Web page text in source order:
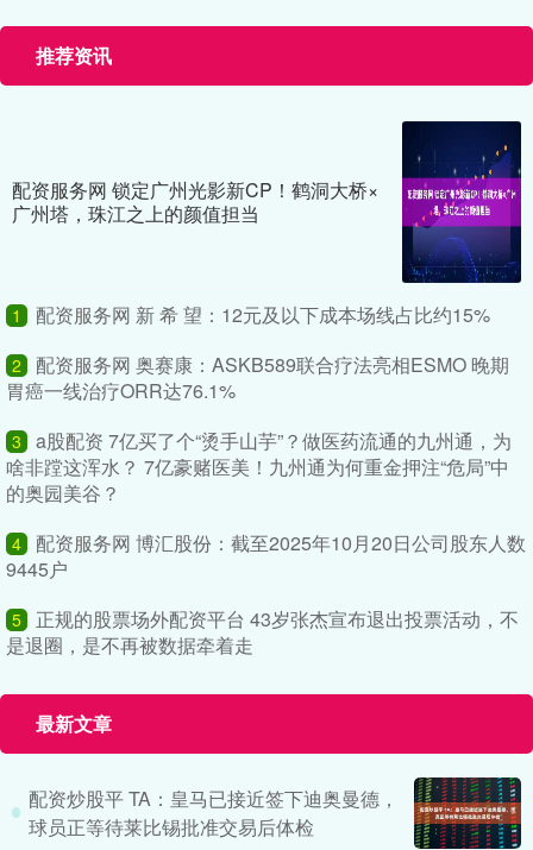
推荐资讯
配资服务网 锁定广州光影新CP！鹤洞大桥×
广州塔，珠江之上的颜值担当
1 配资服务网 新 希 望：12元及以下成本场线占比约15%
2
配资服务网 奥赛康：ASKB589联合疗法亮相ESMO 晚期
胃癌一线治疗ORR达76.1%
3
a股配资 7亿买了个“烫手山芋”？做医药流通的九州通，为
啥非蹚这浑水？ 7亿豪赌医美！九州通为何重金押注“危局”中
的奥园美谷？
4
配资服务网 博汇股份：截至2025年10月20日公司股东人数
9445户
5
正规的股票场外配资平台 43岁张杰宣布退出投票活动，不
是退圈，是不再被数据牵着走
最新文章
配资炒股平 TA：皇马已接近签下迪奥曼德，
球员正等待莱比锡批准交易后体检